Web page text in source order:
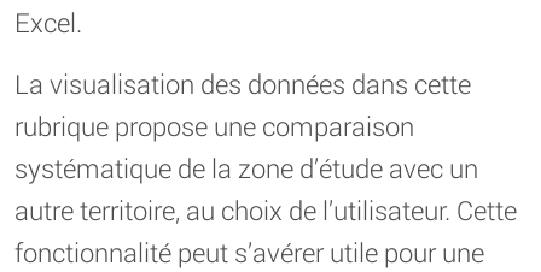
Excel.
La visualisation des données dans cette
rubrique propose une comparaison
systématique de la zone d’étude avec un
autre territoire, au choix de l’utilisateur. Cette
fonctionnalité peut s’avérer utile pour une